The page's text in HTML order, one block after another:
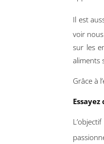
Il est
voir
sur les
aliments
Grâce à